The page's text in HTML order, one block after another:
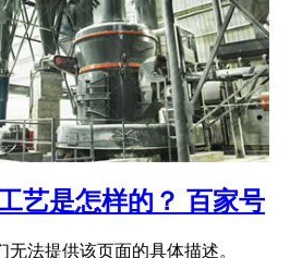
艺是怎样的？ 百家号
无法提供该页面的具体描述。